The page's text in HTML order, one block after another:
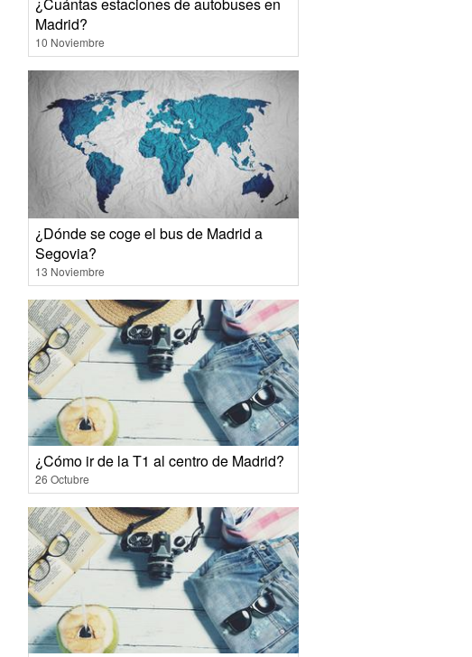
¿Cuántas estaciones de autobuses en
Madrid?
10 Noviembre
¿Dónde se coge el bus de Madrid a
Segovia?
13 Noviembre
¿Cómo ir de la T1 al centro de Madrid?
26 Octubre